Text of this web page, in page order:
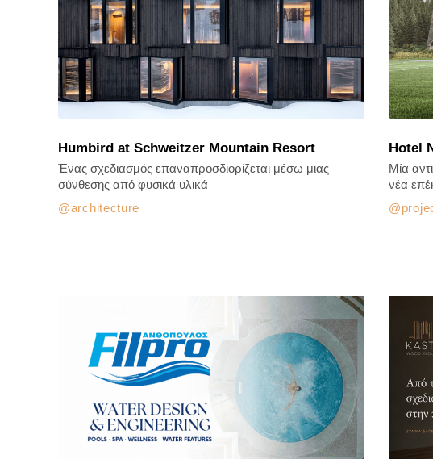
Humbird at Schweitzer Mountain Resort
architecture
Ένας σχεδιασμός επαναπροσδιορίζεται μέσω μιας
σύνθεσης από φυσικά υλικά
Hotel
Μία
νέα